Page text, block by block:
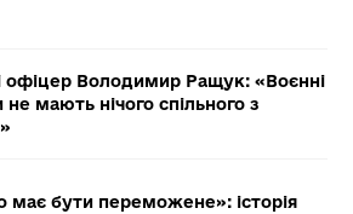
офіцер Володимир Ращук: «Воєнні
мають нічого спільного з
має бути переможене»: історія